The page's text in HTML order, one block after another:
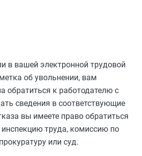
в вашей электронной трудовой
об увольнении, вам
обратиться к работодателю с
сведения в соответствующие
вы имеете право обратиться
инспекцию труда, комиссию по
или суд.